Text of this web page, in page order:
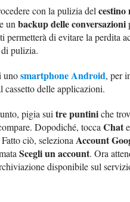
con la pulizia delcestino
unbackup delle conversazioni
permetterà di evitare la perdita
pulizia.
unosmartphone Android, per
cassetto delle applicazioni.
pigia suitre puntiniche
Dopodiché, toccaChat
ciò, selezionaAccount
Scegli un account. Ora
disponibile sul